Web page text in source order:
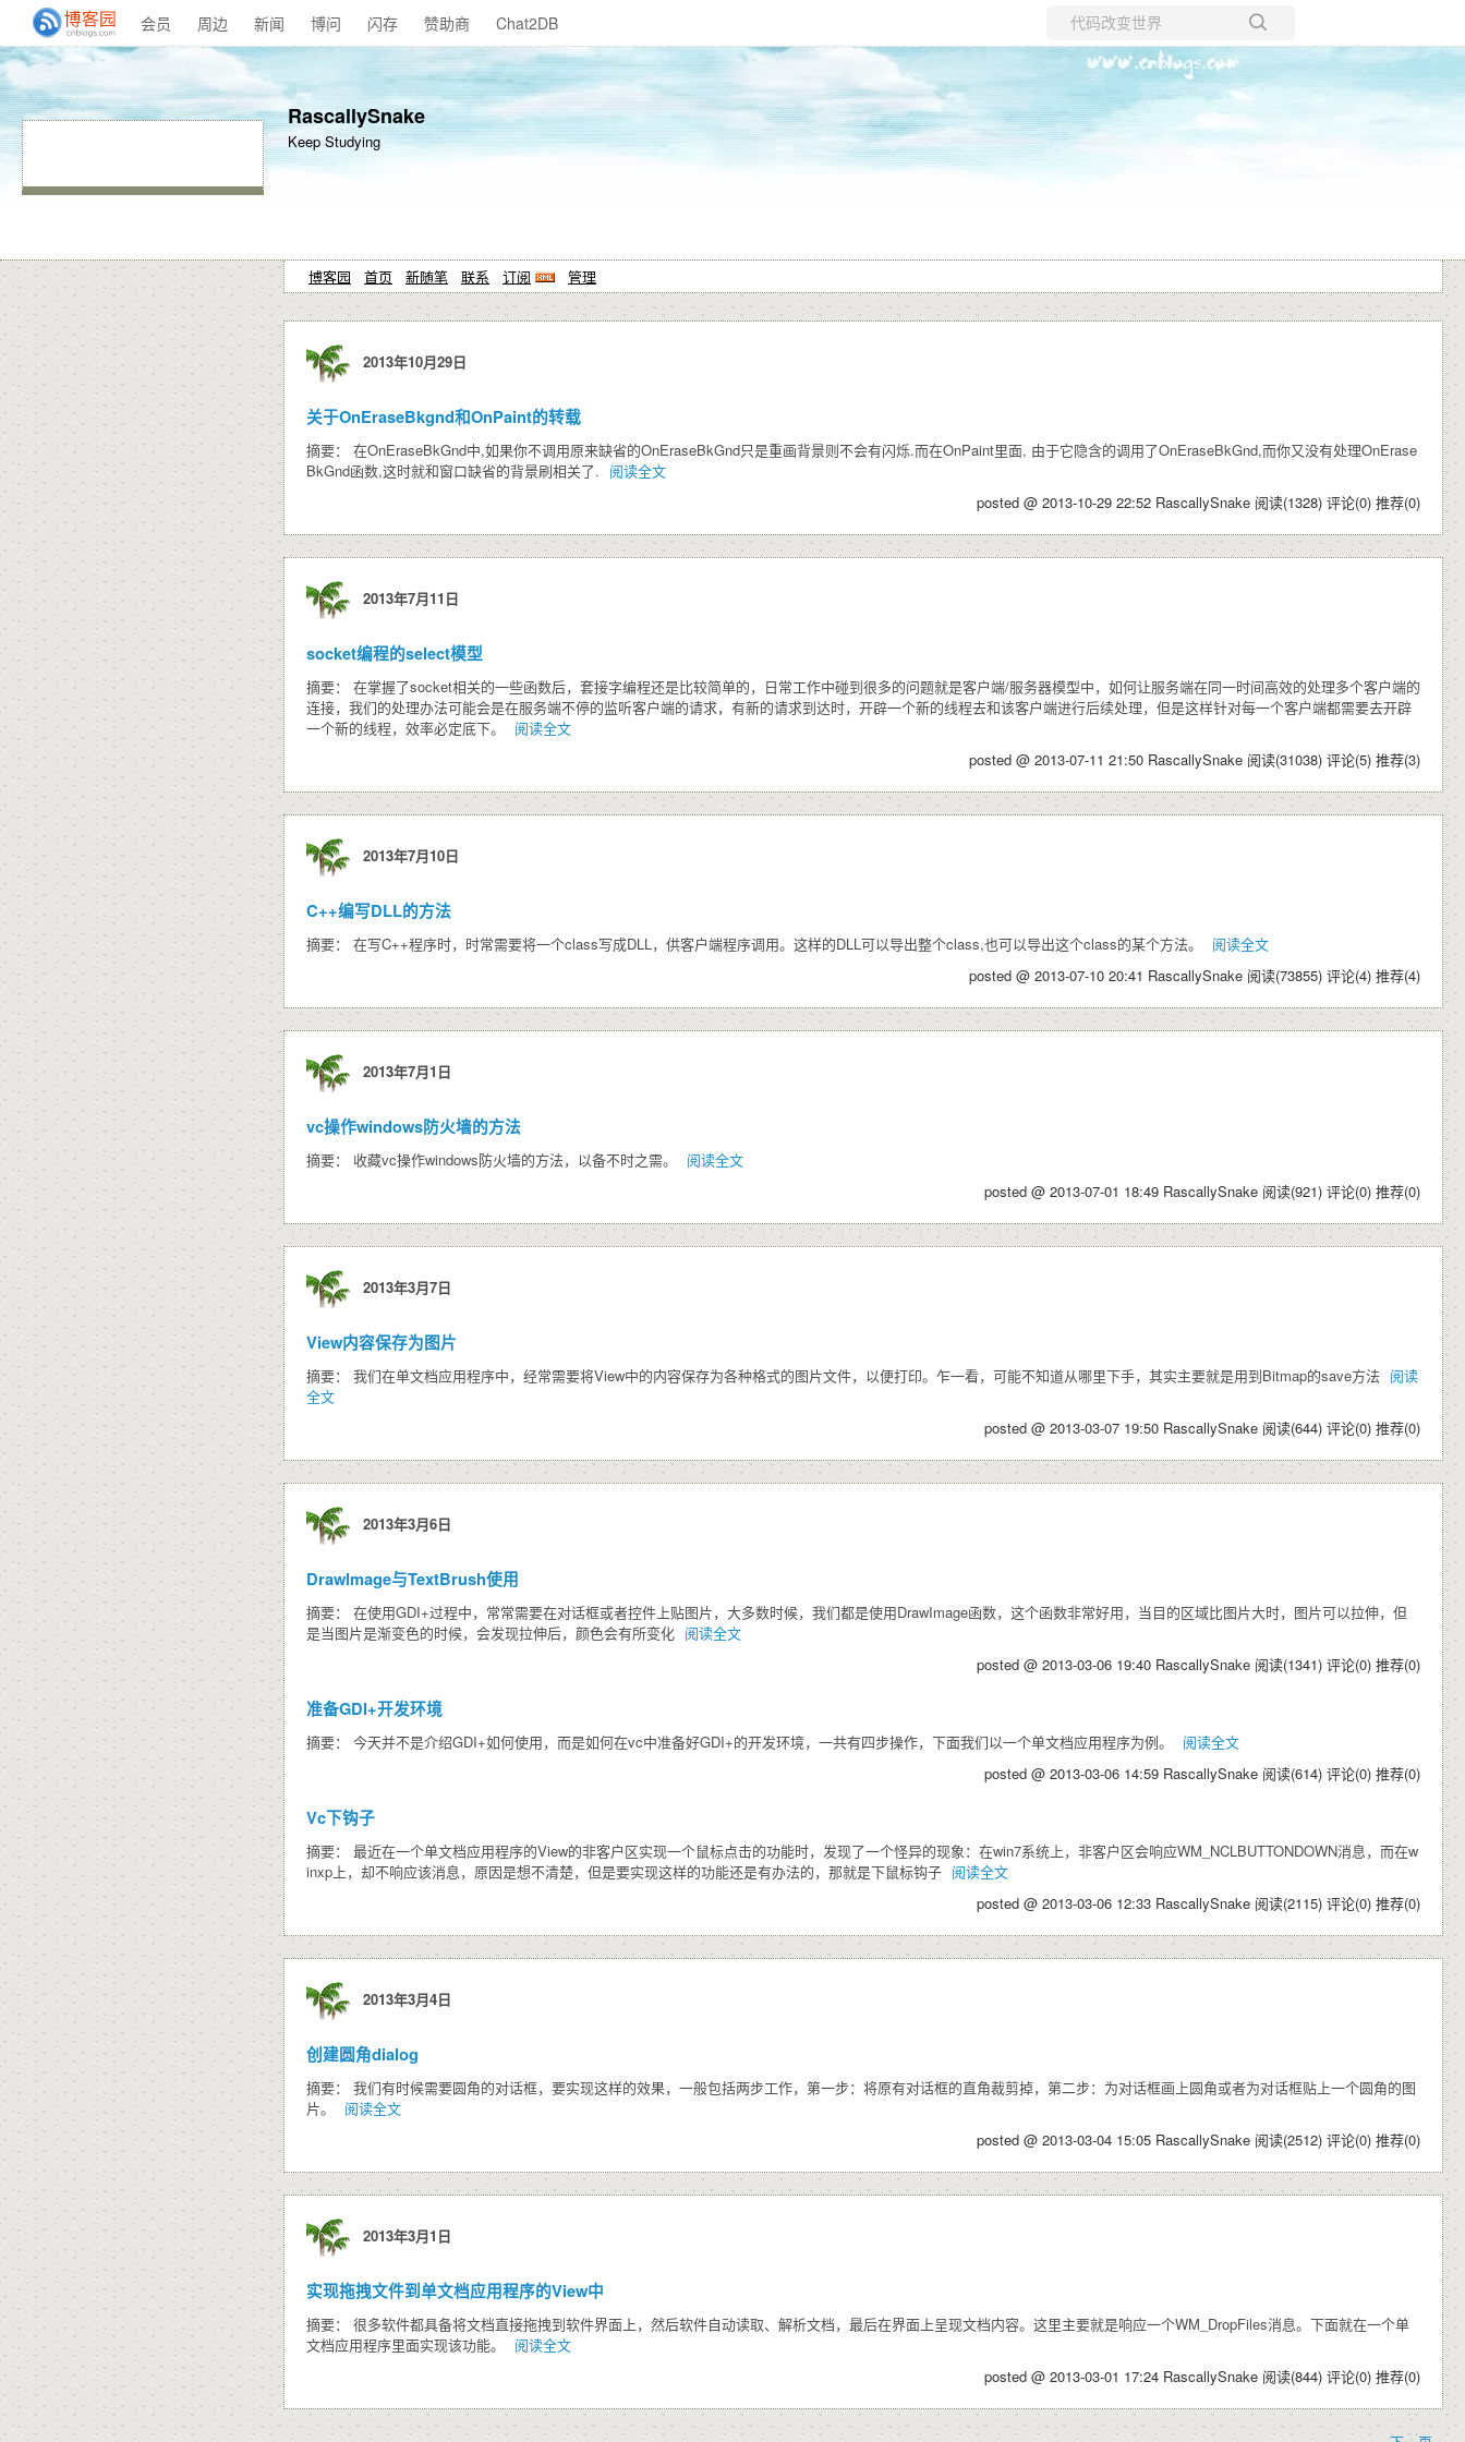
会员 周边 新闻 博问 闪存 赞助商 Chat2DB
所有博客
当前博客
RascallySnake
Keep Studying
博客园 首页 新随笔 联系 订阅 管理
2013年10月29日
关于OnEraseBkgnd和OnPaint的转载
摘要： 在OnEraseBkGnd中,如果你不调用原来缺省的OnEraseBkGnd只是重画背景则不会有闪烁.而在OnPaint里面, 由于它隐含的调用了OnEraseBkGnd,而你又没有处理OnErase
BkGnd函数,这时就和窗口缺省的背景刷相关了. 阅读全文
posted @ 2013-10-29 22:52 RascallySnake 阅读(1328) 评论(0) 推荐(0)
2013年7月11日
socket编程的select模型
摘要： 在掌握了socket相关的一些函数后，套接字编程还是比较简单的，日常工作中碰到很多的问题就是客户端/服务器模型中，如何让服务端在同一时间高效的处理多个客户端的
连接，我们的处理办法可能会是在服务端不停的监听客户端的请求，有新的请求到达时，开辟一个新的线程去和该客户端进行后续处理，但是这样针对每一个客户端都需要去开辟
一个新的线程，效率必定底下。
阅读全文
posted @ 2013-07-11 21:50 RascallySnake 阅读(31038) 评论(5) 推荐(3)
2013年7月10日
C++编写DLL的方法
摘要： 在写C++程序时，时常需要将一个class写成DLL，供客户端程序调用。这样的DLL可以导出整个class,也可以导出这个class的某个方法。
阅读全文
posted @ 2013-07-10 20:41 RascallySnake 阅读(73855) 评论(4) 推荐(4)
2013年7月1日
vc操作windows防火墙的方法
摘要： 收藏vc操作windows防火墙的方法，以备不时之需。
阅读全文
posted @ 2013-07-01 18:49 RascallySnake 阅读(921) 评论(0) 推荐(0)
2013年3月7日
View内容保存为图片
摘要： 我们在单文档应用程序中，经常需要将View中的内容保存为各种格式的图片文件，以便打印。乍一看，可能不知道从哪里下手，其实主要就是用到Bitmap的save方法 阅读
全文
posted @ 2013-03-07 19:50 RascallySnake 阅读(644) 评论(0) 推荐(0)
2013年3月6日
DrawImage与TextBrush使用
摘要： 在使用GDI+过程中，常常需要在对话框或者控件上贴图片，大多数时候，我们都是使用DrawImage函数，这个函数非常好用，当目的区域比图片大时，图片可以拉伸，但
是当图片是渐变色的时候，会发现拉伸后，颜色会有所变化 阅读全文
posted @ 2013-03-06 19:40 RascallySnake 阅读(1341) 评论(0) 推荐(0)
准备GDI+开发环境
摘要： 今天并不是介绍GDI+如何使用，而是如何在vc中准备好GDI+的开发环境，一共有四步操作，下面我们以一个单文档应用程序为例。
阅读全文
posted @ 2013-03-06 14:59 RascallySnake 阅读(614) 评论(0) 推荐(0)
Vc下钩子
摘要： 最近在一个单文档应用程序的View的非客户区实现一个鼠标点击的功能时，发现了一个怪异的现象：在win7系统上，非客户区会响应WM_NCLBUTTONDOWN消息，而在w
inxp上，却不响应该消息，原因是想不清楚，但是要实现这样的功能还是有办法的，那就是下鼠标钩子 阅读全文
posted @ 2013-03-06 12:33 RascallySnake 阅读(2115) 评论(0) 推荐(0)
2013年3月4日
创建圆角dialog
摘要： 我们有时候需要圆角的对话框，要实现这样的效果，一般包括两步工作，第一步：将原有对话框的直角裁剪掉，第二步：为对话框画上圆角或者为对话框贴上一个圆角的图
片。
阅读全文
posted @ 2013-03-04 15:05 RascallySnake 阅读(2512) 评论(0) 推荐(0)
2013年3月1日
实现拖拽文件到单文档应用程序的View中
摘要： 很多软件都具备将文档直接拖拽到软件界面上，然后软件自动读取、解析文档，最后在界面上呈现文档内容。这里主要就是响应一个WM_DropFiles消息。下面就在一个单
文档应用程序里面实现该功能。
阅读全文
posted @ 2013-03-01 17:24 RascallySnake 阅读(844) 评论(0) 推荐(0)